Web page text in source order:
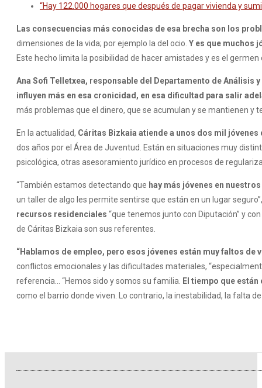
“Hay 122.000 hogares que después de pagar vivienda y
Las consecuencias más conocidas de esa brecha son los
dimensiones de la vida; por ejemplo la del ocio. Y es que muchos
Este hecho limita la posibilidad de hacer amistades y es el
Ana Sofi Telletxea, responsable del Departamento de
influyen más en esa cronicidad, en esa dificultad para salir
más problemas que el dinero, que se acumulan y se mantienen y
En la actualidad, Cáritas Bizkaia atiende a unos dos mil jóvenes
dos años por el Área de Juventud. Están en situaciones muy
psicológica, otras asesoramiento jurídico en procesos de
“También estamos detectando que hay más jóvenes en
un taller de algo les permite sentirse que están en un lugar
recursos residenciales “que tenemos junto con Diputación” y
de Cáritas Bizkaia son sus referentes.
“Hablamos de empleo, pero esos jóvenes están muy faltos
conflictos emocionales y las dificultades materiales,
referencia… “Hemos sido y somos su familia.
El tiempo que
como el barrio donde viven. Lo contrario, la inestabilidad, la falta